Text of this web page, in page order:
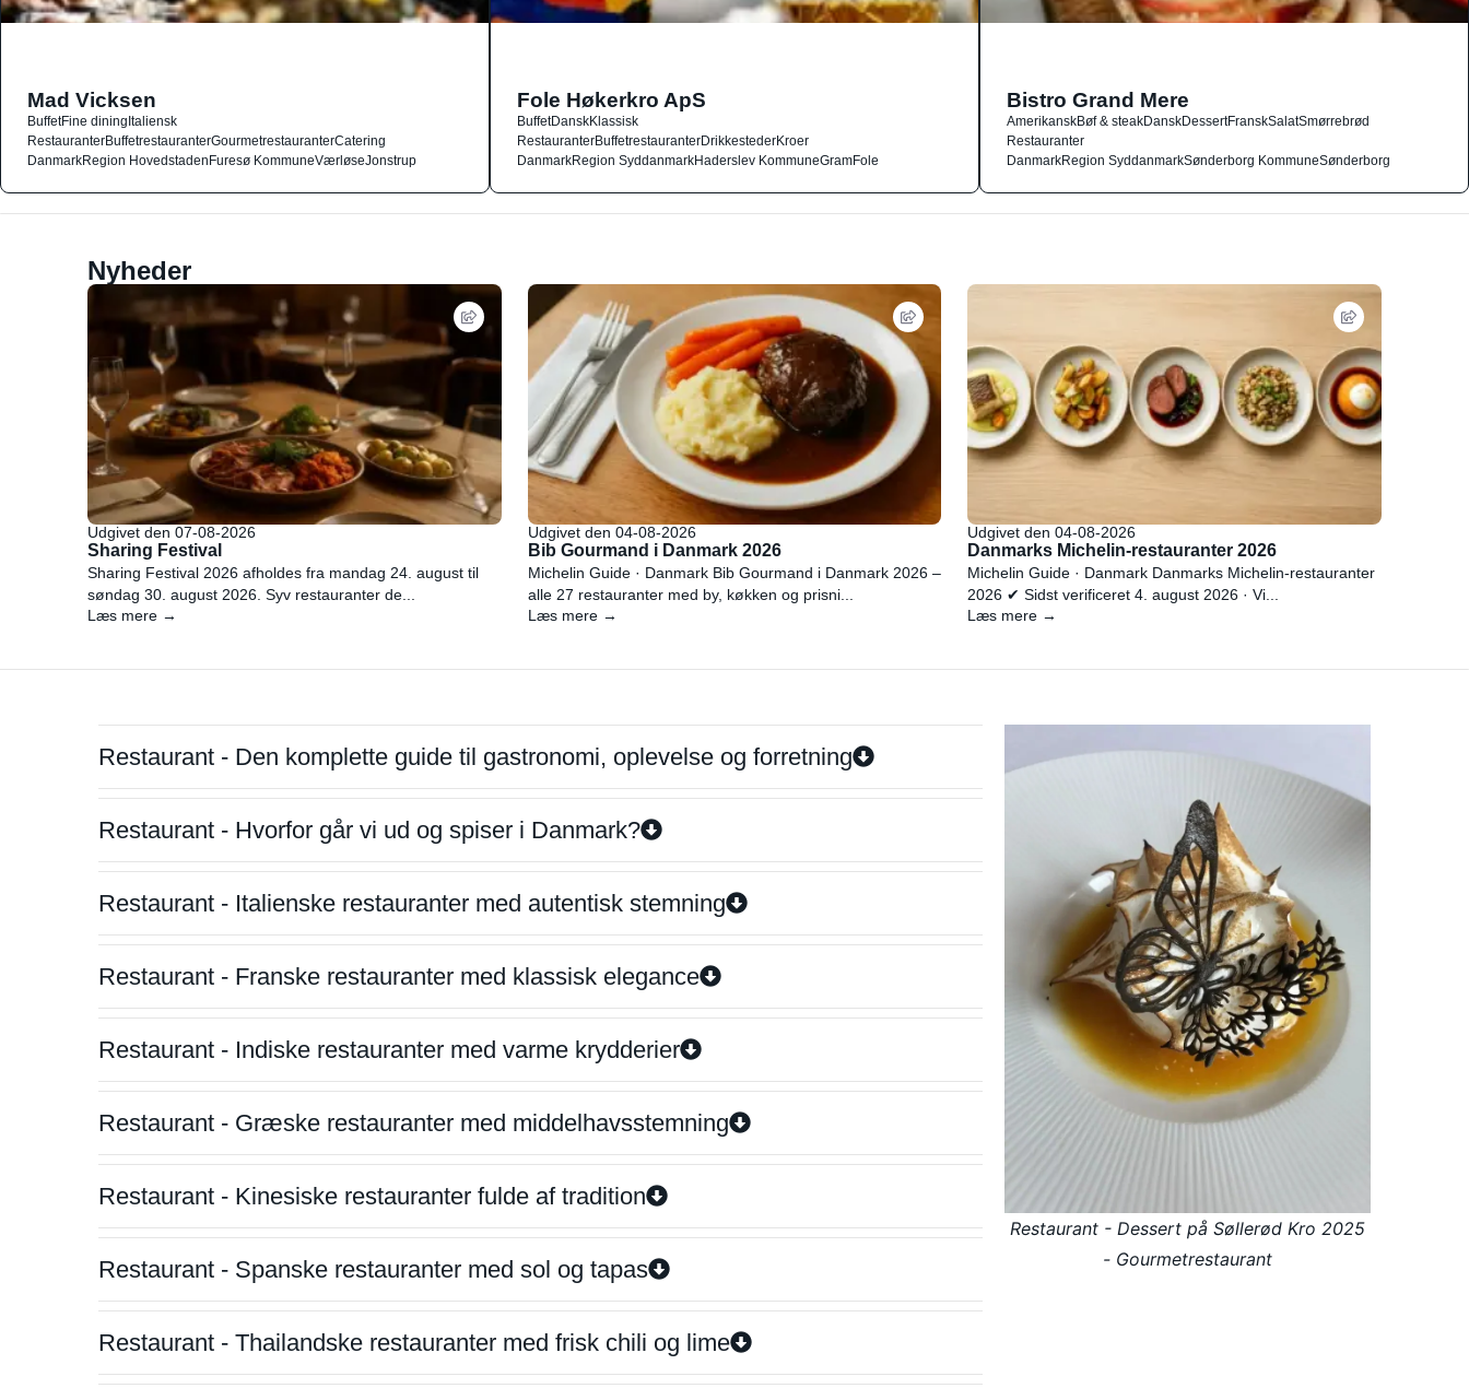
Mad Vicksen
BuffetFine diningItaliensk
RestauranterBuffetrestauranterGourmetrestauranterCatering
DanmarkRegion HovedstadenFuresø KommuneVærløseJonstrup
Fole Høkerkro ApS
BuffetDanskKlassisk
RestauranterBuffetrestauranterDrikkestederKroer
DanmarkRegion SyddanmarkHaderslev KommuneGramFole
Bistro Grand Mere
AmerikanskBøf & steakDanskDessertFranskSalatSmørrebrød
Restauranter
DanmarkRegion SyddanmarkSønderborg KommuneSønderborg
Nyheder
Udgivet den 07-08-2026
Sharing Festival
Sharing Festival 2026 afholdes fra mandag 24. august til
søndag 30. august 2026. Syv restauranter de...
Læs mere →
Udgivet den 04-08-2026
Bib Gourmand i Danmark 2026
Michelin Guide · Danmark Bib Gourmand i Danmark 2026 –
alle 27 restauranter med by, køkken og prisni...
Læs mere →
Udgivet den 04-08-2026
Danmarks Michelin-restauranter 2026
Michelin Guide · Danmark Danmarks Michelin-restauranter
2026 ✔ Sidst verificeret 4. august 2026 · Vi...
Læs mere →
Restaurant - Den komplette guide til gastronomi, oplevelse og forretning
Restaurant - Hvorfor går vi ud og spiser i Danmark?
Restaurant - Italienske restauranter med autentisk stemning
Restaurant - Franske restauranter med klassisk elegance
Restaurant - Indiske restauranter med varme krydderier
Restaurant - Græske restauranter med middelhavsstemning
Restaurant - Kinesiske restauranter fulde af tradition
Restaurant - Spanske restauranter med sol og tapas
Restaurant - Thailandske restauranter med frisk chili og lime
Restaurant - Dessert på Søllerød Kro 2025
- Gourmetrestaurant